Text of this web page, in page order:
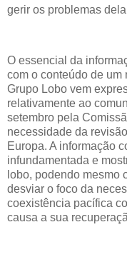
gerir os problemas
O essencial da
com o conteúdo de um
Grupo Lobo vem
relativamente ao
setembro pela
necessidade da
Europa. A informação
infundamentada e
lobo, podendo mesmo
desviar o foco da
coexistência pacífica
causa a sua